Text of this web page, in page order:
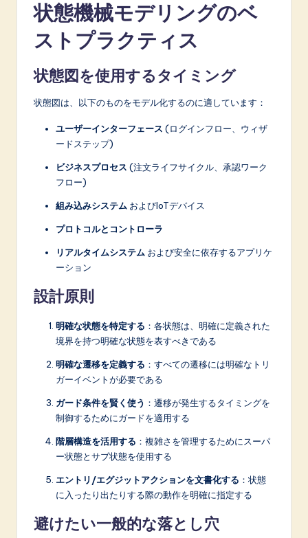
状態機械モデリングのベ
ストプラクティス
状態図を使用するタイミング
状態図は、以下のものをモデル化するのに適しています：
ユーザーインターフェース (ログインフロー、ウィザ
ードステップ)
ビジネスプロセス (注文ライフサイクル、承認ワーク
フロー)
組み込みシステム およびIoTデバイス
プロトコルとコントローラ
リアルタイムシステム および安全に依存するアプリケ
ーション
設計原則
明確な状態を特定する ：各状態は、明確に定義された
境界を持つ明確な状態を表すべきである
明確な遷移を定義する ：すべての遷移には明確なトリ
ガーイベントが必要である
ガード条件を賢く使う ：遷移が発生するタイミングを
制御するためにガードを適用する
階層構造を活用する ：複雑さを管理するためにスーパ
ー状態とサブ状態を使用する
エントリ/エグジットアクションを文書化する ：状態
に入ったり出たりする際の動作を明確に指定する
避けたい一般的な落とし穴